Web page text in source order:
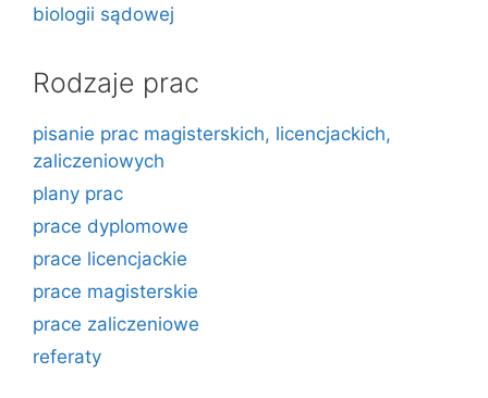
biologii sądowej
Rodzaje prac
pisanie prac magisterskich, licencjackich,
zaliczeniowych
plany prac
prace dyplomowe
prace licencjackie
prace magisterskie
prace zaliczeniowe
referaty